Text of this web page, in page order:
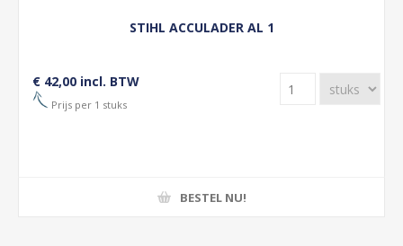
STIHL ACCULADER AL 1
€ 42,00 incl. BTW
Prijs per 1 stuks
BESTEL NU!